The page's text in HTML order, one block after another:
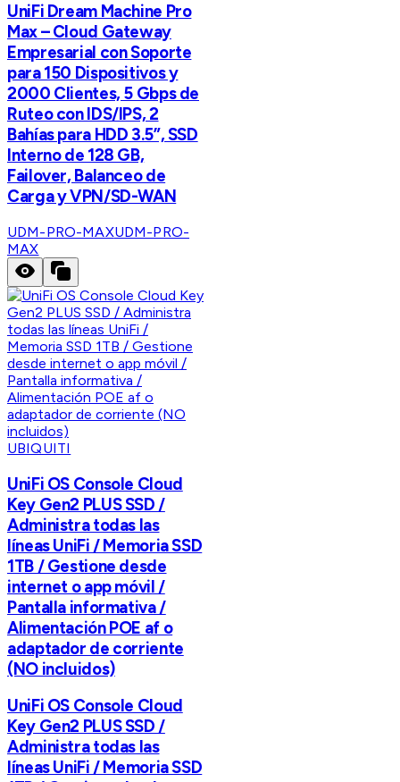
UniFi Dream Machine Pro
Max – Cloud Gateway
Empresarial con Soporte
para 150 Dispositivos y
2000 Clientes, 5 Gbps de
Ruteo con IDS/IPS, 2
Bahías para HDD 3.5”, SSD
Interno de 128 GB,
Failover, Balanceo de
Carga y VPN/SD-WAN
UDM-PRO-MAXUDM-PRO-
MAX
UBIQUITI
UniFi OS Console Cloud
Key Gen2 PLUS SSD /
Administra todas las
líneas UniFi / Memoria SSD
1TB / Gestione desde
internet o app móvil /
Pantalla informativa /
Alimentación POE af o
adaptador de corriente
(NO incluidos)
UniFi OS Console Cloud
Key Gen2 PLUS SSD /
Administra todas las
líneas UniFi / Memoria SSD